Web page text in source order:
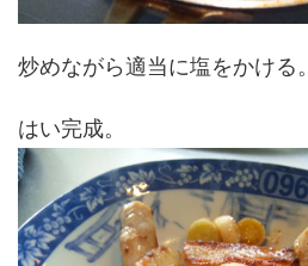
炒めながら適当に塩をかける。
はい完成。